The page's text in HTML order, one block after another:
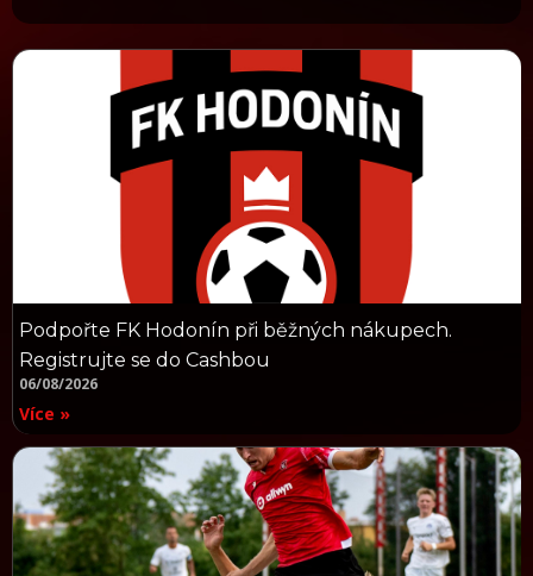
Podpořte FK Hodonín při běžných nákupech.
Registrujte se do Cashbou
06/08/2026
Více »